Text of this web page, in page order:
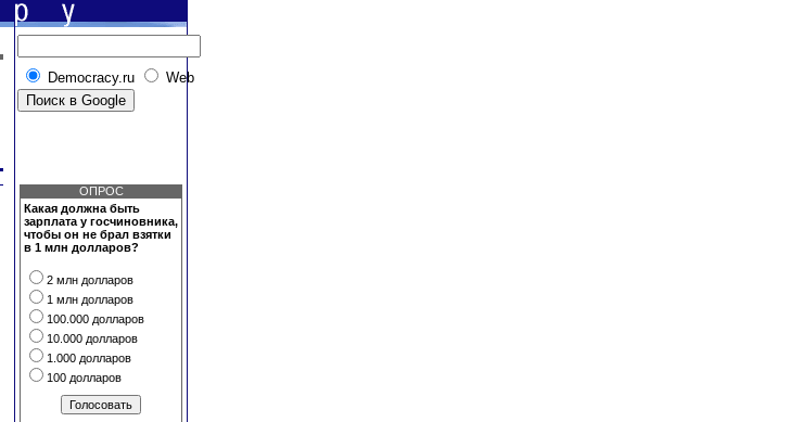
Democracy.ru Web
ОПРОС
Какая должна быть
зарплата у госчиновника,
чтобы он не брал взятки
в 1 млн долларов?
2 млн долларов
1 млн долларов
100.000 долларов
10.000 долларов
1.000 долларов
100 долларов